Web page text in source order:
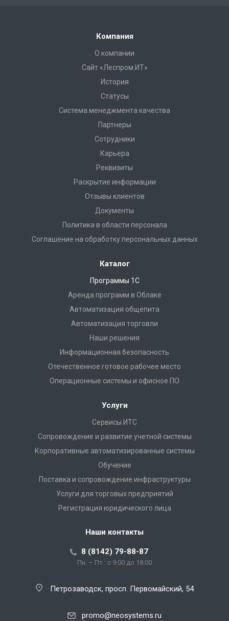
Компания
О компании
Сайт «Леспром.ИТ»
История
Статусы
Система менеджмента качества
Партнеры
Сотрудники
Карьера
Реквизиты
Раскрытие информации
Отзывы клиентов
Документы
Политика в области персонала
Соглашение на обработку персональных данных
Каталог
Программы 1С
Аренда программ в Облаке
Автоматизация общепита
Автоматизация торговли
Наши решения
Информационная безопасность
Отечественное готовое рабочее место
Операционные системы и офисное ПО
Услуги
Сервисы ИТС
Сопровождение и развитие учетной системы
Корпоративные автоматизированные системы
Обучение
Поставка и сопровождение инфраструктуры
Услуги для торговых предприятий
Регистрация юридического лица
Наши контакты
8 (8142) 79-88-87
Пн. – Пт.: с 9:00 до 18:00
Петрозаводск, просп. Первомайский, 54
promo@neosystems.ru